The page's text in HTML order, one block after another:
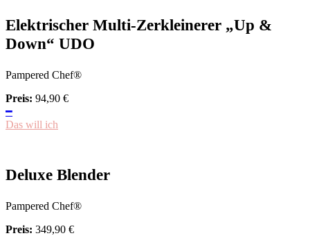
Elektrischer Multi-Zerkleinerer „Up &
Down“ UDO
Pampered Chef®
Preis: 94,90 €
━
Das will ich
Deluxe Blender
Pampered Chef®
Preis: 349,90 €